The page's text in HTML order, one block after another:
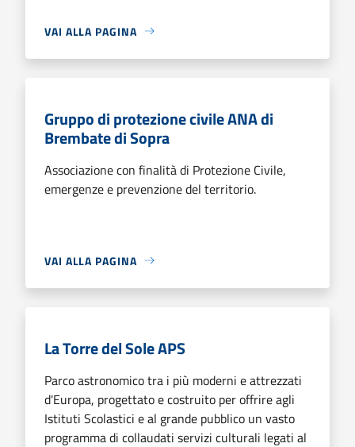
VAI ALLA PAGINA
Gruppo di protezione civile ANA di
Brembate di Sopra
Associazione con finalità di Protezione Civile,
emergenze e prevenzione del territorio.
VAI ALLA PAGINA
La Torre del Sole APS
Parco astronomico tra i più moderni e attrezzati
d'Europa, progettato e costruito per offrire agli
Istituti Scolastici e al grande pubblico un vasto
programma di collaudati servizi culturali legati al